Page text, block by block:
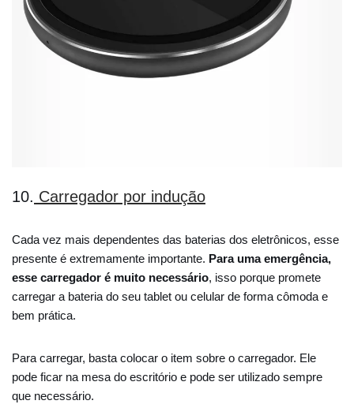
10. Carregador por indução
Cada vez mais dependentes das baterias dos eletrônicos, esse
presente é extremamente importante. Para uma emergência,
esse carregador é muito necessário, isso porque promete
carregar a bateria do seu tablet ou celular de forma cômoda e
bem prática.
Para carregar, basta colocar o item sobre o carregador. Ele
pode ficar na mesa do escritório e pode ser utilizado sempre
que necessário.